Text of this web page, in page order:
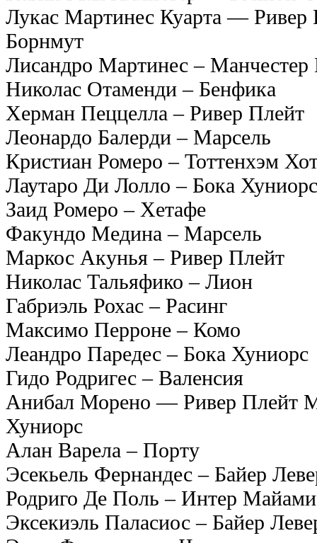
Лукас Мартинес Куарта — Ривер
Борнмут
Лисандро Мартинес –
Николас Отаменди – Бенфика
Херман Пеццелла – Ривер Плейт
Леонардо Балерди – Марсель
Кристиан Ромеро – Тоттенхэм
Лаутаро Ди Лолло – Бока Хуниорс
Заид Ромеро – Хетафе
Факундо Медина – Марсель
Маркос Акунья – Ривер Плейт
Николас Тальяфико – Лион
Габриэль Рохас – Расинг
Максимо Перроне – Комо
Леандро Паредес – Бока Хуниорс
Гидо Родригес – Валенсия
Анибал Морено — Ривер Плейт
Хуниорс
Алан Варела – Порту
Эсекьель Фернандес – Байер
Родриго Де Поль – Интер Майами
Эксекиэль Паласиос – Байер